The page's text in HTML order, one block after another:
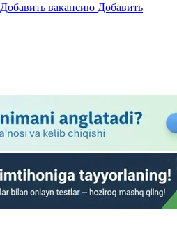
Добавить вакансию Добавить